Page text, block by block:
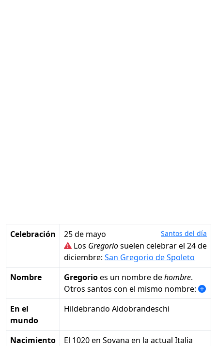
Celebración 25 de mayo Santos del día
Los Gregoriosuelen celebrar el 24 de
diciembre: San Gregorio de Spoleto
Nombre
Gregorioes un nombre dehombre.
Otros santos con el mismo nombre:
En el
mundo
Hildebrando Aldobrandeschi
Nacimiento el 1020 en Sovana en la actual Italia